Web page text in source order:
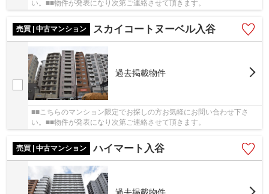
い。■■物件が発表になり次第ご連絡させて頂きます。
売買 | 中古マンション スカイコートヌーベル入谷
過去掲載物件
■■こちらのマンション限定でお探しの方お気軽にお問い合わせ下さ
い。■■物件が発表になり次第ご連絡させて頂きます。
売買 | 中古マンション ハイマート入谷